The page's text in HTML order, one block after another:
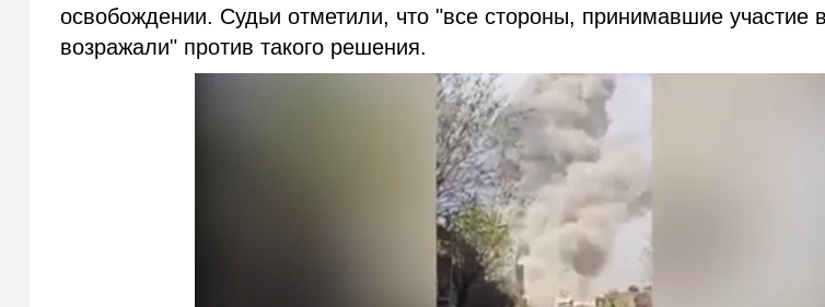
освобождении. Судьи отметили, что "все стороны, принимавшие участие
возражали" против такого решения.